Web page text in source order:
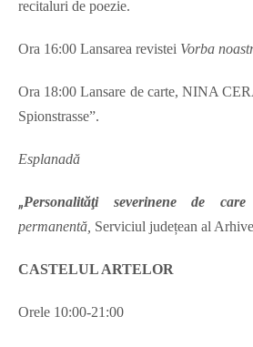
recitaluri de poezie.
Ora 16:00 Lansarea revistei Vorba
Ora 18:00 Lansare de carte, NINA
Spionstrasse”.
Esplanadă
„Personalităţi severinene de
permanentă, Serviciul județean al
CASTELUL ARTELOR
Orele 10:00-21:00